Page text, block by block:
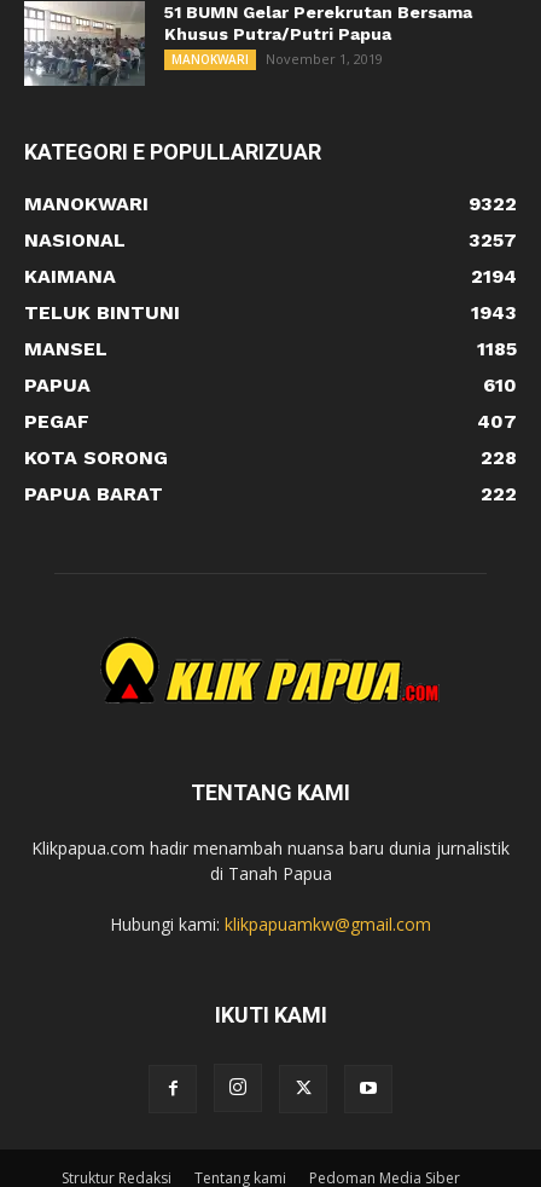
51 BUMN Gelar Perekrutan Bersama
Khusus Putra/Putri Papua
MANOKWARI November 1, 2019
KATEGORI E POPULLARIZUAR
MANOKWARI
9322
NASIONAL
3257
KAIMANA
2194
TELUK BINTUNI
1943
MANSEL
1185
PAPUA
610
PEGAF
407
KOTA SORONG
228
PAPUA BARAT
222
TENTANG KAMI
Klikpapua.com hadir menambah nuansa baru dunia jurnalistik
di Tanah Papua
Hubungi kami: klikpapuamkw@gmail.com
IKUTI KAMI
Struktur Redaksi Tentang kami Pedoman Media Siber